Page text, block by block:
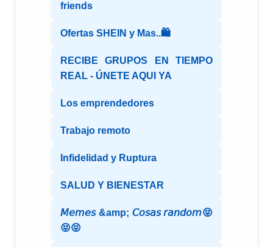
friends
Ofertas SHEIN y Mas..🛍️
RECIBE GRUPOS EN TIEMPO
REAL - ÚNETE AQUI YA
Los emprendedores
Trabajo remoto
Infidelidad y Ruptura
SALUD Y BIENESTAR
𝘔𝘦𝘮𝘦𝘴 &amp; 𝘊𝘰𝘴𝘢𝘴 𝘳𝘢𝘯𝘥𝘰𝘮😝
😝😝